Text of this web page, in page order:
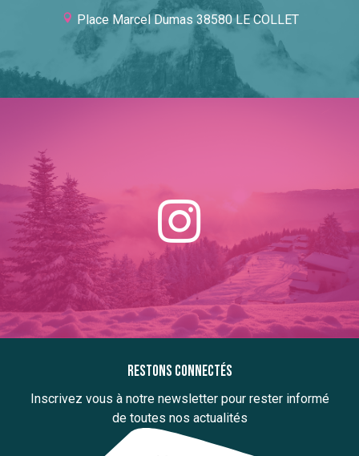
Place Marcel Dumas 38580 LE COLLET
Restons connectés
Inscrivez vous à notre newsletter pour rester informé
de toutes nos actualités